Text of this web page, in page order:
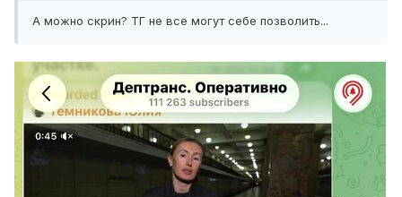
А можно скрин? ТГ не все могут себе позволить...